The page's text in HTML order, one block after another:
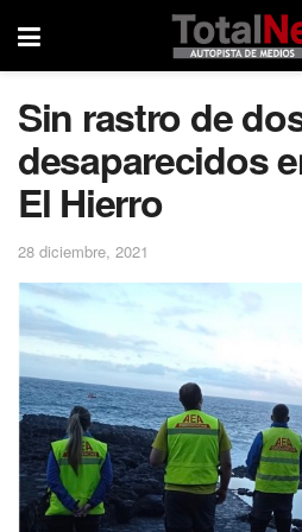
Sin rastro de
desaparecidos
El Hierro
28 diciembre, 2021